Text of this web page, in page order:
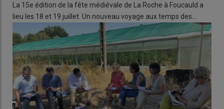
La 15e édition de la fête médiévale de La Roche à Foucauld a
lieu les 18 et 19 juillet. Un nouveau voyage aux temps des…